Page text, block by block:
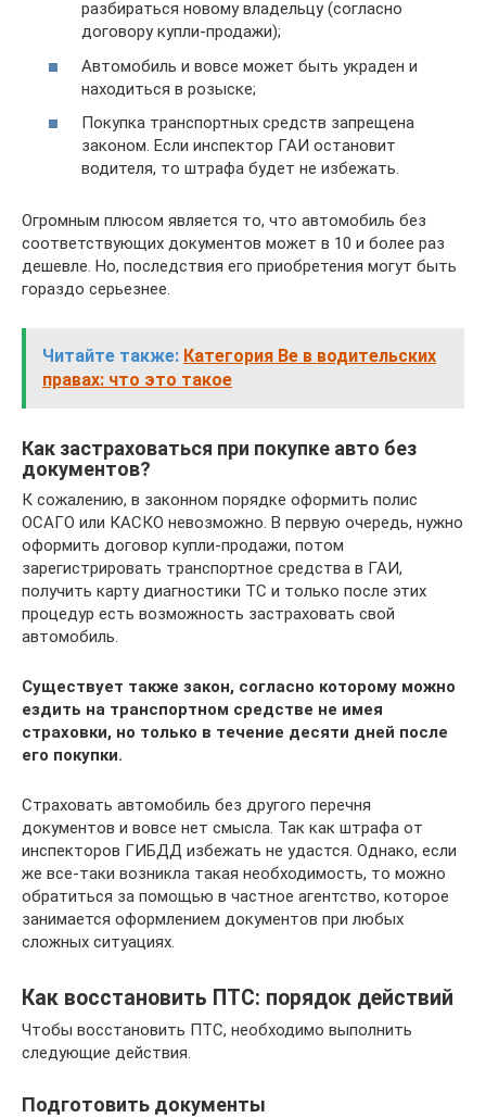
разбираться новому владельцу (согласно
договору купли-продажи);
Автомобиль и вовсе может быть украден и
находиться в розыске;
Покупка транспортных средств запрещена
законом. Если инспектор ГАИ остановит
водителя, то штрафа будет не избежать.
Огромным плюсом является то, что автомобиль без
соответствующих документов может в 10 и более раз
дешевле. Но, последствия его приобретения могут быть
гораздо серьезнее.
Читайте также: Категория Be в водительских
правах: что это такое
Как застраховаться при покупке авто без
документов?
К сожалению, в законном порядке оформить полис
ОСАГО или КАСКО невозможно. В первую очередь, нужно
оформить договор купли-продажи, потом
зарегистрировать транспортное средства в ГАИ,
получить карту диагностики ТС и только после этих
процедур есть возможность застраховать свой
автомобиль.
Существует также закон, согласно которому можно
ездить на транспортном средстве не имея
страховки, но только в течение десяти дней после
его покупки.
Страховать автомобиль без другого перечня
документов и вовсе нет смысла. Так как штрафа от
инспекторов ГИБДД избежать не удастся. Однако, если
же все-таки возникла такая необходимость, то можно
обратиться за помощью в частное агентство, которое
занимается оформлением документов при любых
сложных ситуациях.
Как восстановить ПТС: порядок действий
Чтобы восстановить ПТС, необходимо выполнить
следующие действия.
Подготовить документы